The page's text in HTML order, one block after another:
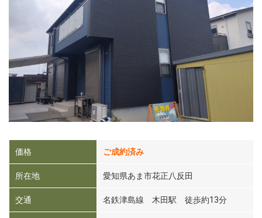
価格 ご成約済み
所在地 愛知県あま市花正八反田
交通 名鉄津島線 木田駅 徒歩約13分